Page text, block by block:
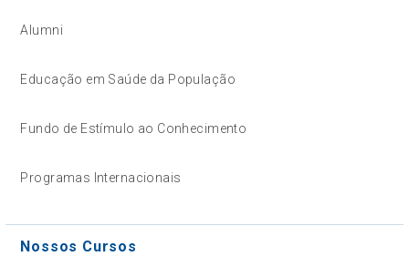
Alumni
Educação em Saúde da População
Fundo de Estímulo ao Conhecimento
Programas Internacionais
Nossos Cursos